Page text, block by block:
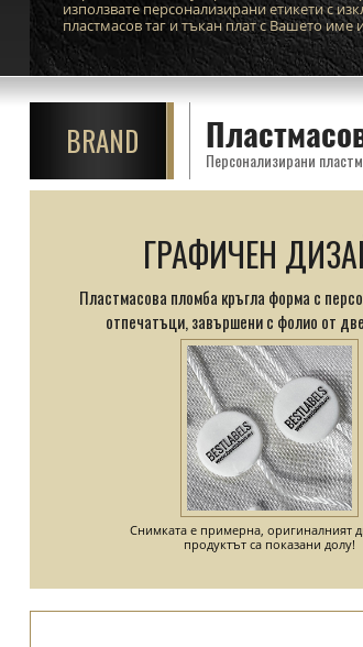
използвате персонализирани етикети с
пластмасов таг и тъкан плат с Вашето име
BRAND Персонализирани
ГРАФИЧЕН
Пластмасова пломба кръгла форма с
отпечатъци, завършени с фолио от
Снимката е примерна, оригиналният
продуктът са показани долу!